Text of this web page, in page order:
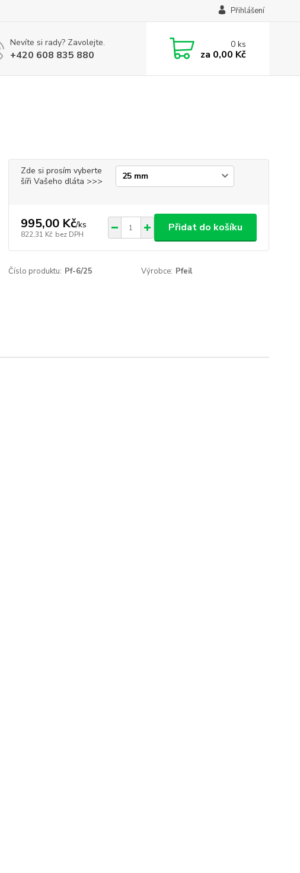
Přihlášení
Nevíte si rady? Zavolejte.
+420 608 835 880
0ks
za 0,00 Kč
Zde si prosím vyberte
šíři Vašeho dláta >>>
995,00 Kč/ks
822,31 Kč bez DPH
Přidat do košíku
Číslo produktu: Pf-6/25 Výrobce: Pfeil